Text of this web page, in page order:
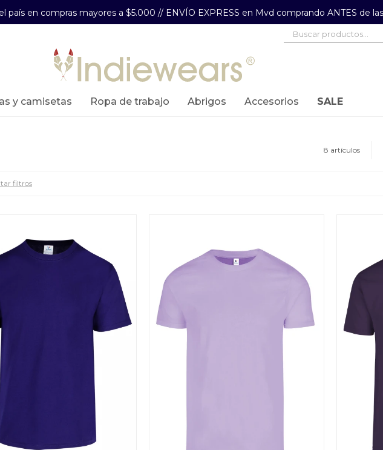
país en compras mayores a $5.000 // ENVÍO EXPRESS en Mvd comprando ANTES de
y camisetas ropa de trabajo abrigos accesorios SALE
8 artículos
filtros